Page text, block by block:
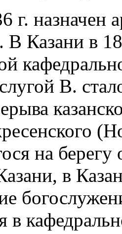
г.
Казани в
В.
на
в
в